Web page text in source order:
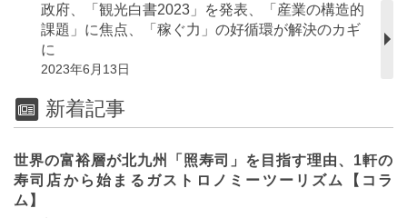
政府、「観光白書2023」を発表、「産業の構造的
課題」に焦点、「稼ぐ力」の好循環が解決のカギ
に
2023年6月13日
新着記事
世界の富裕層が北九州「照寿司」を目指す理由、1軒の
寿司店から始まるガストロノミーツーリズム【コラ
ム】